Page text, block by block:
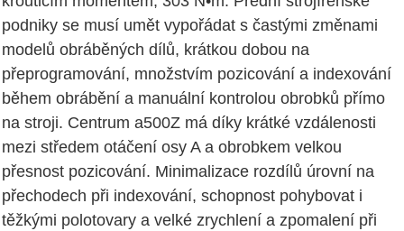
podniky se musí umět vypořádat s častými změnami
modelů obráběných dílů, krátkou dobou na
přeprogramování, množstvím pozicování a indexování
během obrábění a manuální kontrolou obrobků přímo
na stroji. Centrum a500Z má díky krátké vzdálenosti
mezi středem otáčení osy A a obrobkem velkou
přesnost pozicování. Minimalizace rozdílů úrovní na
přechodech při indexování, schopnost pohybovat i
těžkými polotovary a velké zrychlení a zpomalení při